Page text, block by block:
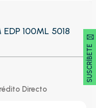
SUSCRÍBETE 🖂
100ML 5018
Directo